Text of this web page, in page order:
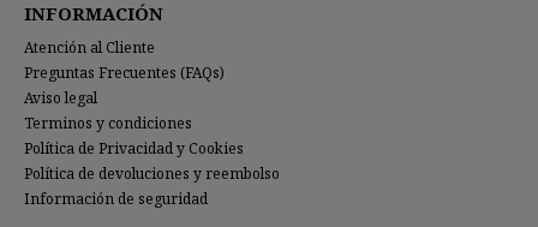
INFORMACIÓN
Atención al Cliente
Preguntas Frecuentes (FAQs)
Aviso legal
Terminos y condiciones
Política de Privacidad y Cookies
Política de devoluciones y reembolso
Información de seguridad